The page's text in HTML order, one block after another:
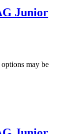
Junior
may be